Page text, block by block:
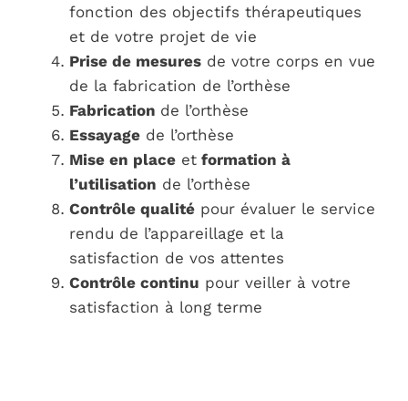
fonction des objectifs thérapeutiques
et de votre projet de vie
Prise de mesuresde votre corps en vue
de la fabrication de l’orthèse
Fabrication de l’orthèse
Essayagede l’orthèse
Mise en placeetformation à
l’utilisation de l’orthèse
Contrôle qualitépour évaluer le service
rendu de l’appareillage et la
satisfaction de vos attentes
Contrôle continu pour veiller à votre
satisfaction à long terme